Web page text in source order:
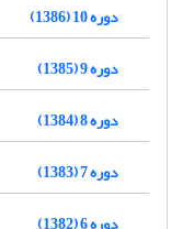
دوره 10 (1386)
دوره 9 (1385)
دوره 8 (1384)
دوره 7 (1383)